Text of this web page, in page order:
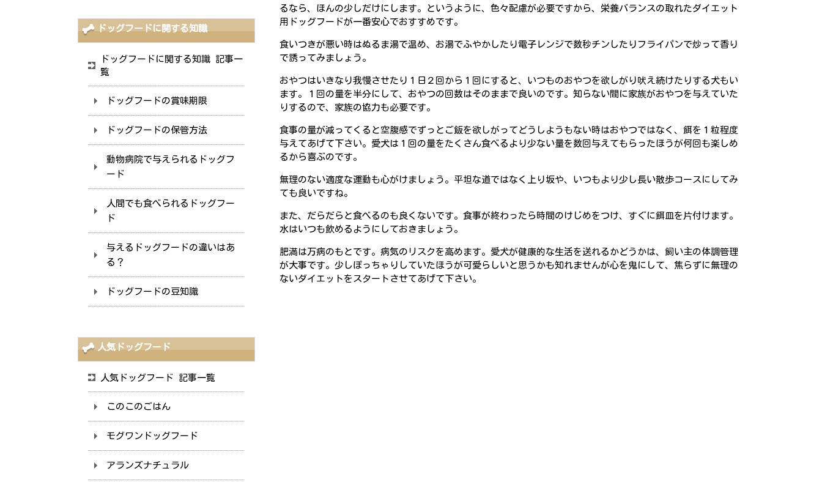
るなら、ほんの少しだけにします。というように、色々配慮が必要ですから、栄養バランスの取れたダイエット
用ドッグフードが一番安心でおすすめです。
食いつきが悪い時はぬるま湯で温め、お湯でふやかしたり電子レンジで数秒チンしたりフライパンで炒って香り
で誘ってみましょう。
おやつはいきなり我慢させたり１日２回から１回にすると、いつものおやつを欲しがり吠え続けたりする犬もい
ます。１回の量を半分にして、おやつの回数はそのままで良いのです。知らない間に家族がおやつを与えていた
りするので、家族の協力も必要です。
食事の量が減ってくると空腹感でずっとご飯を欲しがってどうしようもない時はおやつではなく、餌を１粒程度
与えてあげて下さい。愛犬は１回の量をたくさん食べるより少ない量を数回与えてもらったほうが何回も楽しめ
るから喜ぶのです。
無理のない適度な運動も心がけましょう。平坦な道ではなく上り坂や、いつもより少し長い散歩コースにしてみ
ても良いですね。
また、だらだらと食べるのも良くないです。食事が終わったら時間のけじめをつけ、すぐに餌皿を片付けます。
水はいつも飲めるようにしておきましょう。
肥満は万病のもとです。病気のリスクを高めます。愛犬が健康的な生活を送れるかどうかは、飼い主の体調管理
が大事です。少しぽっちゃりしていたほうが可愛らしいと思うかも知れませんが心を鬼にして、焦らずに無理の
ないダイエットをスタートさせてあげて下さい。
ドッグフードに関する知識
ドッグフードに関する知識 記事一
覧
ドッグフードの賞味期限
ドッグフードの保管方法
動物病院で与えられるドッグフ
ード
人間でも食べられるドッグフー
ド
与えるドッグフードの違いはあ
る？
ドッグフードの豆知識
人気ドッグフード
人気ドッグフード 記事一覧
このこのごはん
モグワンドッグフード
アランズナチュラル